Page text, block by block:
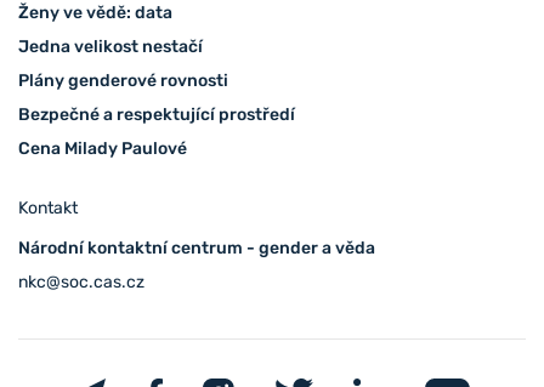
Ženy ve vědě: data
Jedna velikost nestačí
Plány genderové rovnosti
Bezpečné a respektující prostředí
Cena Milady Paulové
Kontakt
Národní kontaktní centrum - gender a věda
nkc@soc.cas.cz